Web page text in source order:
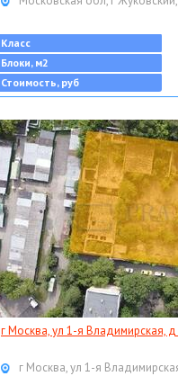
Класс
Блоки, м2
Стоимость, руб
г Москва, ул 1-я Владимирская, д
г Москва, ул 1-я